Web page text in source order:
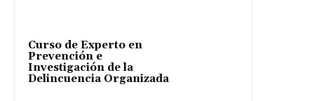
Curso de Experto en
Prevención e
Investigación de la
Delincuencia Organizada